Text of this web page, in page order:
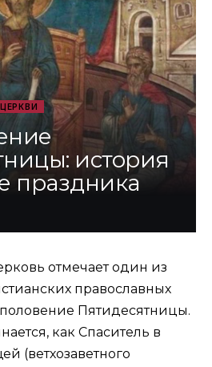
история
праздника
отмечает один из
православных
Пятидесятницы.
как Спаситель в
(ветхозаветного